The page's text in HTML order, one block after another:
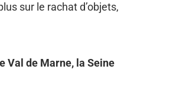
sur le rachat d’objets,
Val de Marne, la Seine